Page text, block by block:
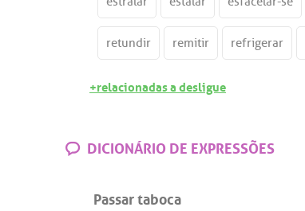
retundir remitir refrigerar
+relacionadas a desligue
DICIONÁRIO DE EXPRESSÕES
Passar taboca